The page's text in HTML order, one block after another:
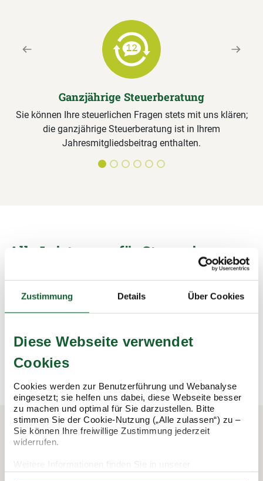
Zustimmung Details Über Cookies
Diese Webseite verwendet
Cookies
Cookies werden zur Benutzerführung und Webanalyse
eingesetzt; sie helfen uns dabei, diese Webseite besser
zu machen und optimal für Sie darzustellen. Bitte
stimmen Sie der Cookie-Nutzung („Alle zulassen“) zu –
Sie können Ihre freiwillige Zustimmung jederzeit
widerrufen.
Datenschutzerklärung
Ganzjährige Steuerberatung
Sie können Ihre steuerlichen Fragen stets mit uns klären;
die ganzjährige Steuerberatung ist in Ihrem
Jahresmitgliedsbeitrag enthalten.
Previous Next
Alle Leistungen für Steuerring-
Steuerermäßigungen beantragen, Bescheide prüfen – wir
übernehmen alle Arbeiten rund um die Steuererklärung und
In 3 Schritten zur Steuererklärung.
So funktioniert's: